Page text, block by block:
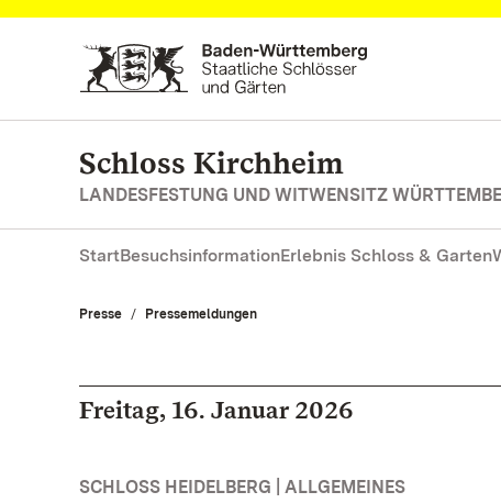
Zum Hauptinhalt springen
Schloss Kirchheim
LANDESFESTUNG UND WITWENSITZ
StartBesuchsinformationErlebnis Schloss & Garten
Presse Pressemeldungen
Freitag, 16. Januar 2026
SCHLOSS HEIDELBERG | ALLGEMEINES